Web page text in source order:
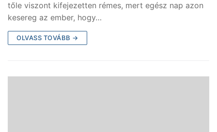
tőle viszont kifejezetten rémes, mert egész nap azon
kesereg az ember, hogy…
OLVASS TOVÁBB →